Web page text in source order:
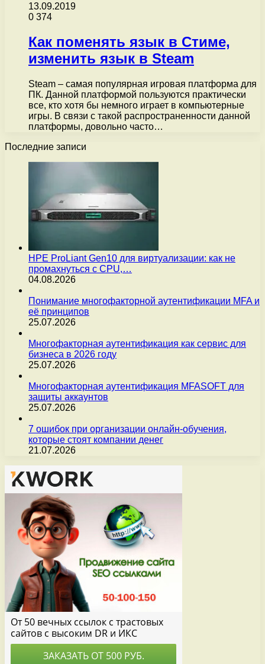
13.09.2019
0 374
Как поменять язык в Стиме,
изменить язык в Steam
Steam – самая популярная игровая платформа для
ПК. Данной платформой пользуются практически
все, кто хотя бы немного играет в компьютерные
игры. В связи с такой распространенности данной
платформы, довольно часто…
Последние записи
HPE ProLiant Gen10 для виртуализации: как не
промахнуться с CPU,…
04.08.2026
Понимание многофакторной аутентификации MFA и
её принципов
25.07.2026
Многофакторная аутентификация как сервис для
бизнеса в 2026 году
25.07.2026
Многофакторная аутентификация MFASOFT для
защиты аккаунтов
25.07.2026
7 ошибок при организации онлайн-обучения,
которые стоят компании денег
21.07.2026